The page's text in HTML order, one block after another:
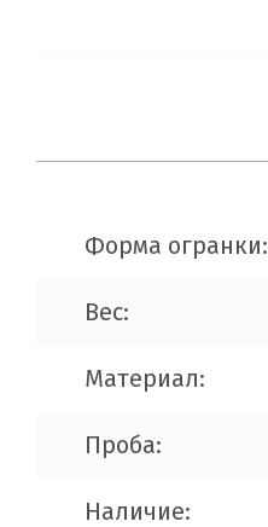
Форма огранки:
Вес:
Материал:
Проба:
Наличие: